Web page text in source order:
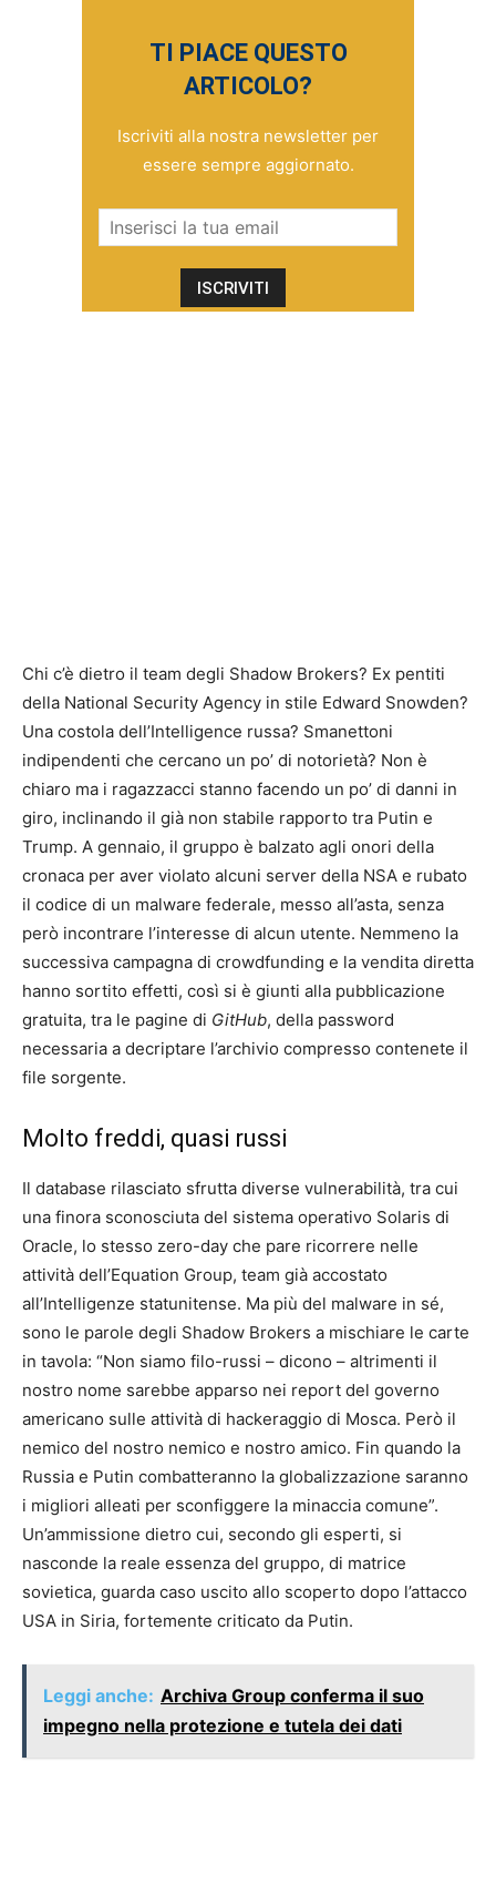
TI PIACE QUESTO
ARTICOLO?
Iscriviti alla nostra newsletter per
essere sempre aggiornato.
Chi c’è dietro il team degli Shadow Brokers? Ex pentiti
della National Security Agency in stile Edward Snowden?
Una costola dell’Intelligence russa? Smanettoni
indipendenti che cercano un po’ di notorietà? Non è
chiaro ma i ragazzacci stanno facendo un po’ di danni in
giro, inclinando il già non stabile rapporto tra Putin e
Trump. A gennaio, il gruppo è balzato agli onori della
cronaca per aver violato alcuni server della NSA e rubato
il codice di un malware federale, messo all’asta, senza
però incontrare l’interesse di alcun utente. Nemmeno la
successiva campagna di crowdfunding e la vendita diretta
hanno sortito effetti, così si è giunti alla pubblicazione
gratuita, tra le pagine di GitHub, della password
necessaria a decriptare l’archivio compresso contenete il
file sorgente.
Molto freddi, quasi russi
Il database rilasciato sfrutta diverse vulnerabilità, tra cui
una finora sconosciuta del sistema operativo Solaris di
Oracle, lo stesso zero-day che pare ricorrere nelle
attività dell’Equation Group, team già accostato
all’Intelligenze statunitense. Ma più del malware in sé,
sono le parole degli Shadow Brokers a mischiare le carte
in tavola: “Non siamo filo-russi – dicono – altrimenti il
nostro nome sarebbe apparso nei report del governo
americano sulle attività di hackeraggio di Mosca. Però il
nemico del nostro nemico e nostro amico. Fin quando la
Russia e Putin combatteranno la globalizzazione saranno
i migliori alleati per sconfiggere la minaccia comune”.
Un’ammissione dietro cui, secondo gli esperti, si
nasconde la reale essenza del gruppo, di matrice
sovietica, guarda caso uscito allo scoperto dopo l’attacco
USA in Siria, fortemente criticato da Putin.
Leggi anche: Archiva Group conferma il suo
impegno nella protezione e tutela dei dati